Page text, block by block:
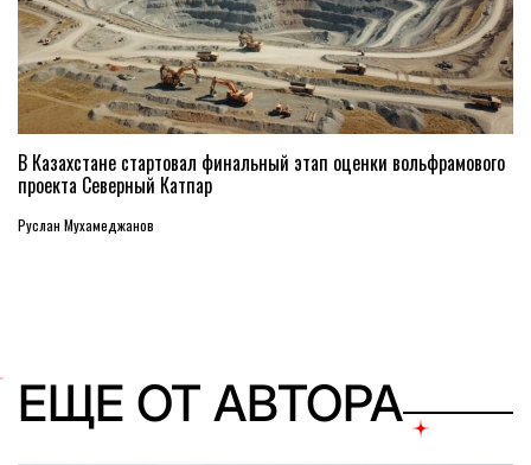
В Казахстане стартовал финальный этап оценки вольфрамового
проекта Северный Катпар
Руслан Мухамеджанов
ЕЩЕ ОТ АВТОРА